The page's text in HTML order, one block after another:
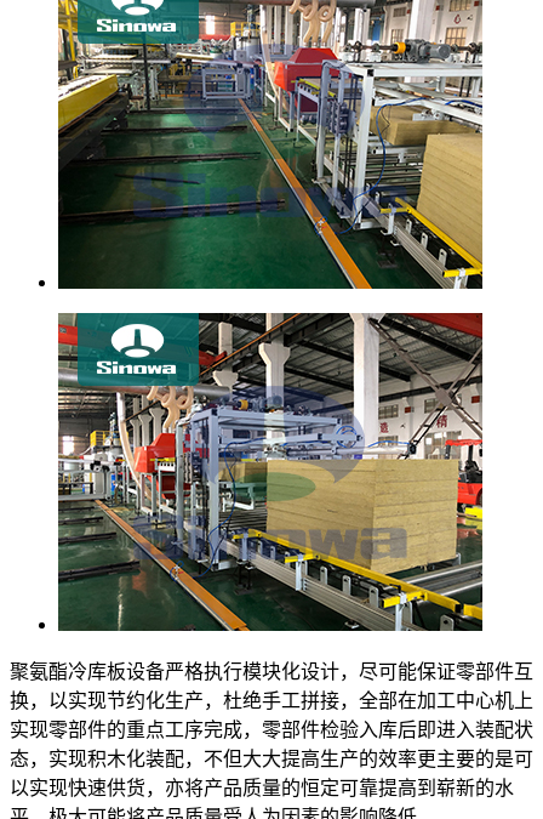
聚氨酯冷库板设备严格执行模块化设计，尽可能保证零部件互
换，以实现节约化生产，杜绝手工拼接，全部在加工中心机上
实现零部件的重点工序完成，零部件检验入库后即进入装配状
态，实现积木化装配，不但大大提高生产的效率更主要的是可
以实现快速供货，亦将产品质量的恒定可靠提高到崭新的水